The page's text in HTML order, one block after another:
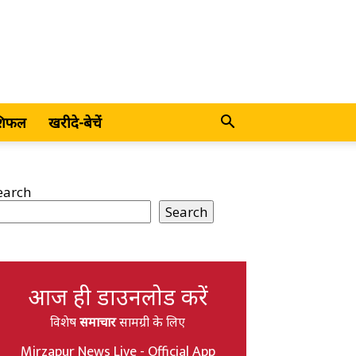
खरीदे-बेचें
Search
आज ही डाउनलोड करें
विशेषसमाचारसामग्री के लिए